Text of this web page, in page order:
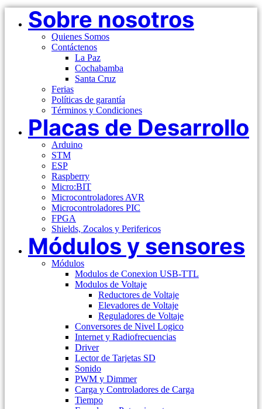
Sobre nosotros
Quienes Somos
Contáctenos
La Paz
Cochabamba
Santa Cruz
Ferias
Políticas de garantía
Términos y Condiciones
Placas de Desarrollo
Arduino
STM
ESP
Raspberry
Micro:BIT
Microcontroladores AVR
Microcontroladores PIC
FPGA
Shields, Zocalos y Perifericos
Módulos y sensores
Módulos
Modulos de Conexion USB-TTL
Modulos de Voltaje
Reductores de Voltaje
Elevadores de Voltaje
Reguladores de Voltaje
Conversores de Nivel Logico
Internet y Radiofrecuencias
Driver
Lector de Tarjetas SD
Sonido
PWM y Dimmer
Carga y Controladores de Carga
Tiempo